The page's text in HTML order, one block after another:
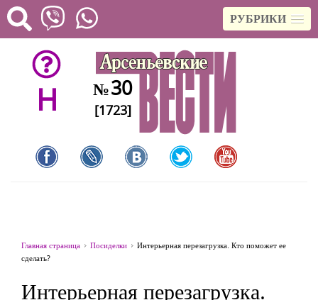
РУБРИКИ
H №30
[1723]
Главная страница Посиделки
Интерьерная перезагрузка. Кто поможет ее
сделать?
Интерьерная перезагрузка.